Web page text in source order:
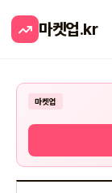
마켓업.kr
마켓업